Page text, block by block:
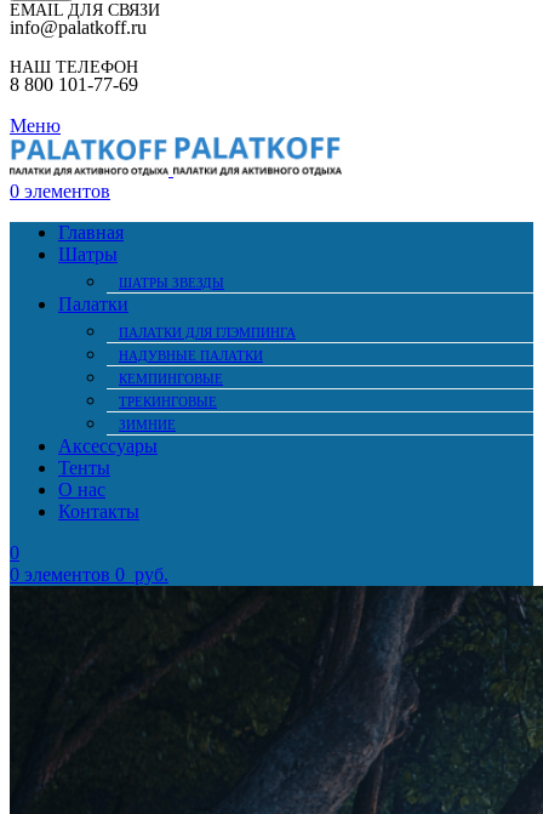
EMAIL ДЛЯ СВЯЗИ
info@palatkoff.ru
НАШ ТЕЛЕФОН
8 800 101-77-69
Меню
0 элементов
Главная
Шатры
ШАТРЫ ЗВЕЗДЫ
Палатки
ПАЛАТКИ ДЛЯ ГЛЭМПИНГА
НАДУВНЫЕ ПАЛАТКИ
КЕМПИНГОВЫЕ
ТРЕКИНГОВЫЕ
ЗИМНИЕ
Аксессуары
Тенты
О нас
Контакты
0
0 элементов 0 руб.